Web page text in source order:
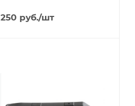
250 руб./шт